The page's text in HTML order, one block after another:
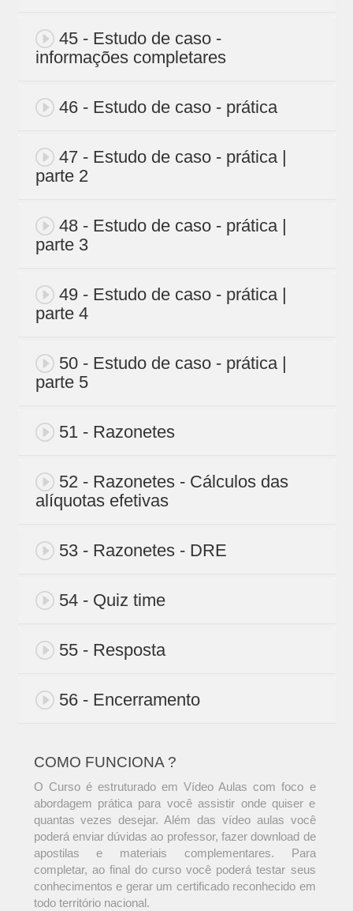
45 - Estudo de caso -
informações completares
46 - Estudo de caso - prática
47 - Estudo de caso - prática |
parte 2
48 - Estudo de caso - prática |
parte 3
49 - Estudo de caso - prática |
parte 4
50 - Estudo de caso - prática |
parte 5
51 - Razonetes
52 - Razonetes - Cálculos das
alíquotas efetivas
53 - Razonetes - DRE
54 - Quiz time
55 - Resposta
56 - Encerramento
COMO FUNCIONA ?
O Curso é estruturado em Vídeo Aulas com foco e
abordagem prática para você assistir onde quiser e
quantas vezes desejar. Além das vídeo aulas você
poderá enviar dúvidas ao professor, fazer download de
apostilas e materiais complementares. Para
completar, ao final do curso você poderá testar seus
conhecimentos e gerar um certificado reconhecido em
todo território nacional.